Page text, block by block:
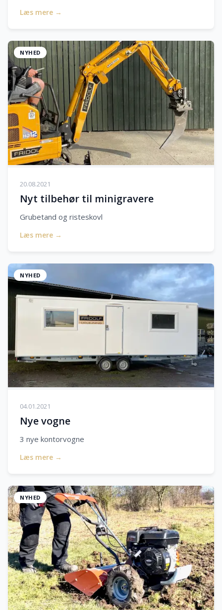
Læs mere →
NYHED
20.08.2021
Nyt tilbehør til minigravere
Grubetand og risteskovl
Læs mere →
NYHED
04.01.2021
Nye vogne
3 nye kontorvogne
Læs mere →
NYHED